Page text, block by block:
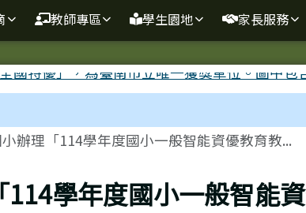
教師專區 學生園地 家長服務
辦理「114學年度國小一般智能資優教育教...
學年度國小一般智能